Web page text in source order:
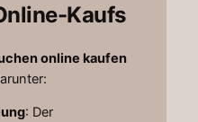
Kaufs
online kaufen
: Der